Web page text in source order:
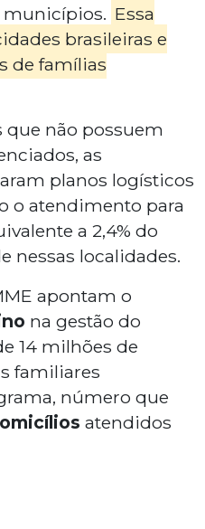
Essa
brasileiras e
de famílias
não possuem
as
planos logísticos
o atendimento para
a 2,4% do
nessas localidades.
apontam o
na gestão do
14 milhões de
familiares
número que
atendidos